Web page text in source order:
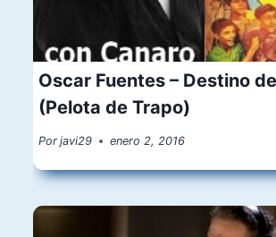
Oscar Fuentes – Destino
(Pelota de Trapo)
Por javi29 enero 2, 2016